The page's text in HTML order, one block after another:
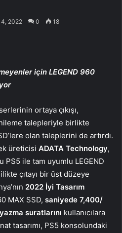
2022 0 18
için LEGEND 960
ortaya çıkışı,
talepleriyle birlikte
olan taleplerini de artırdı.
üreticisi ADATA Technology,
ile tam uyumlu LEGEND
çıtayı bir üst düzeye
2022 İyi Tasarım
MAX SSD, saniyede 7,400/
suratlarını kullanıcılara
tasarımı, PS5 konsolundaki